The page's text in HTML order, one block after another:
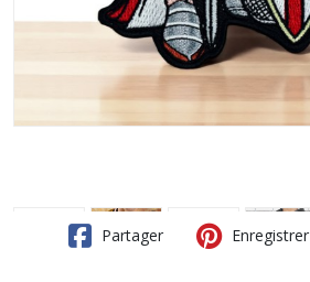
Partager Enregistrer